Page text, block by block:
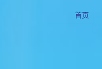
首页